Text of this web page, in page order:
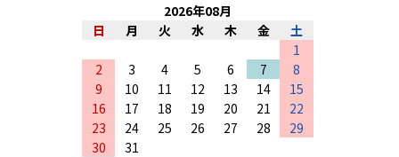
2026年08月
日
月 火 水 木 金
土
1
2
3 4 5 6 7
8
9
10 11 12 13 14
15
16
17 18 19 20 21
22
23
24 25 26 27 28
29
30
31